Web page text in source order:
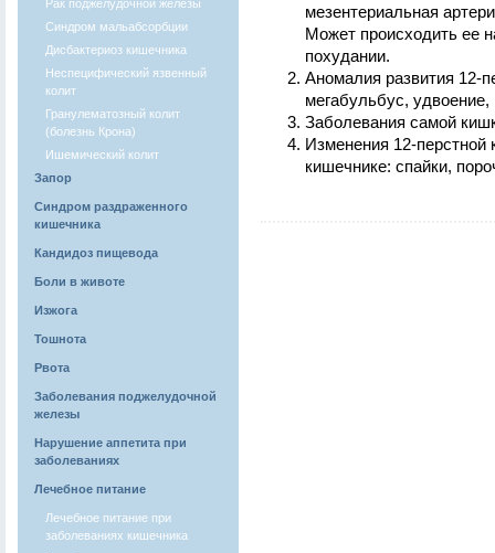
Рак поджелудочной железы
Синдром мальабсорбции
Дисбактериоз кишечника
Неспецифический язвенный
колит
Гранулематозный колит
(болезнь Крона)
Ишемический колит
Запор
Синдром раздраженного
кишечника
Кандидоз пищевода
Боли в животе
Изжога
Тошнота
Рвота
Заболевания поджелудочной
железы
Нарушение аппетита при
заболеваниях
Лечебное питание
Лечебное питание при
заболеваниях кишечника
мезентериальная
Может происходить ее
похудании.
Аномалия развития 12-
мегабульбус,
Заболевания самой
Изменения 12-
кишечнике: спайки,